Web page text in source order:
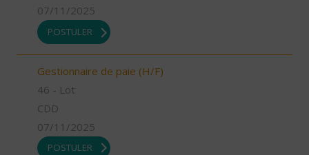
07/11/2025
POSTULER
Gestionnaire de paie (H/F)
46 - Lot
CDD
07/11/2025
POSTULER